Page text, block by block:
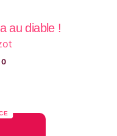
au diable !